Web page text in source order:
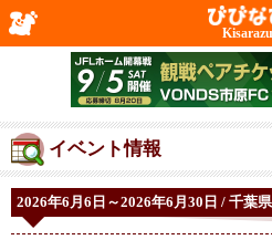
Kisarazu
イベント情報
2026年6月6日～2026年6月30日 / 千葉